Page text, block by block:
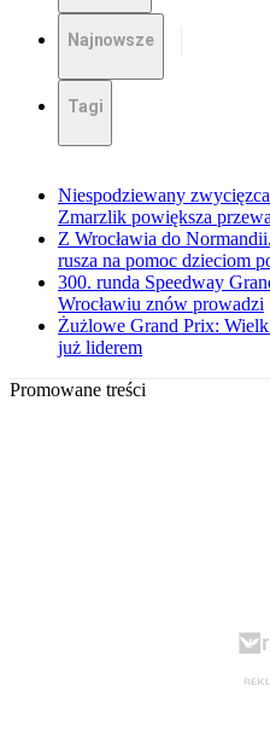
Najnowsze
Tagi
Niespodziewany
Zmarzlik powiększa
Z Wrocławia do
rusza na pomoc dzieciom
300. runda Speedway
Wrocławiu znów prowadzi
Żużlowe Grand Prix:
już liderem
Promowane treści